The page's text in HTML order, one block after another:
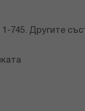
Другите